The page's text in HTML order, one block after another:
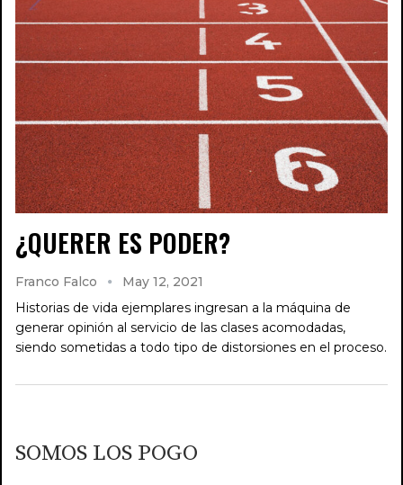
¿QUERER ES PODER?
Franco Falco
May 12, 2021
Historias de vida ejemplares ingresan a la máquina de
generar opinión al servicio de las clases acomodadas,
siendo sometidas a todo tipo de distorsiones en el proceso.
SOMOS LOS POGO